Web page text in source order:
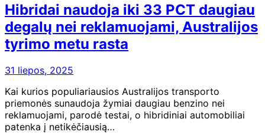
Hibridai naudoja iki 33 PCT daugiau
degalų nei reklamuojami, Australijos
tyrimo metu rasta
31 liepos, 2025
Kai kurios populiariausios Australijos transporto
priemonės sunaudoja žymiai daugiau benzino nei
reklamuojami, parodė testai, o hibridiniai automobiliai
patenka į netikėčiausią…